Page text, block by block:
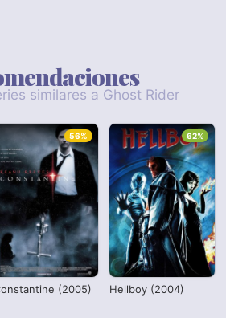
similares a Ghost Rider
(2005)
56%
Hellboy (2004)
62%